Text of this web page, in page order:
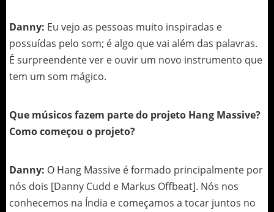
Danny: Eu vejo as pessoas muito inspiradas e
possuídas pelo som; é algo que vai além das palavras.
É surpreendente ver e ouvir um novo instrumento que
tem um som mágico.
Que músicos fazem parte do projeto Hang Massive?
Como começou o projeto?
Danny: O Hang Massive é formado principalmente por
nós dois [Danny Cudd e Markus Offbeat]. Nós nos
conhecemos na Índia e começamos a tocar juntos no